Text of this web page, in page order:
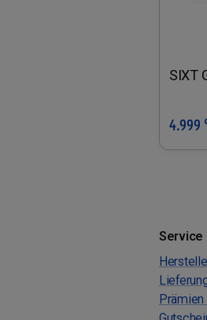
SIXT
4.999
Service
Prämien